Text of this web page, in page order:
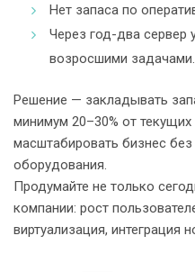
Нет запаса по
Через год-два сервер
возросшими задачами.
Решение — закладывать
минимум 20–30% от
масштабировать бизнес
оборудования.
Продумайте не только
компании: рост
виртуализация, интеграция